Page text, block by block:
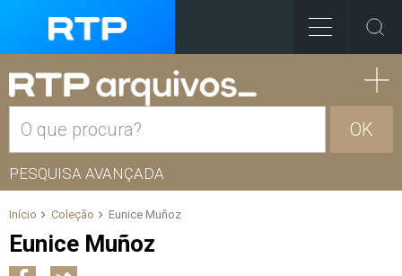
OK
PESQUISA AVANÇADA
Início Coleção Eunice Muñoz
Eunice Muñoz